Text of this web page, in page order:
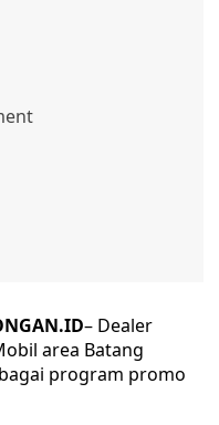
– Dealer
area Batang
program promo